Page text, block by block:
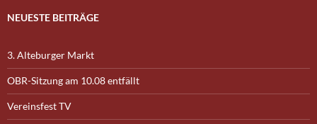
NEUESTE BEITRÄGE
3. Alteburger Markt
OBR-Sitzung am 10.08 entfällt
Vereinsfest TV